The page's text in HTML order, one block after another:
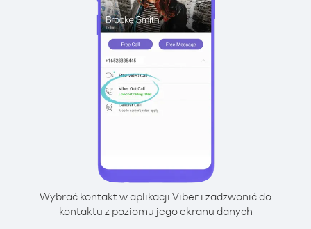
Wybrać kontakt w aplikacji Viber i zadzwonić do
kontaktu z poziomu jego ekranu danych